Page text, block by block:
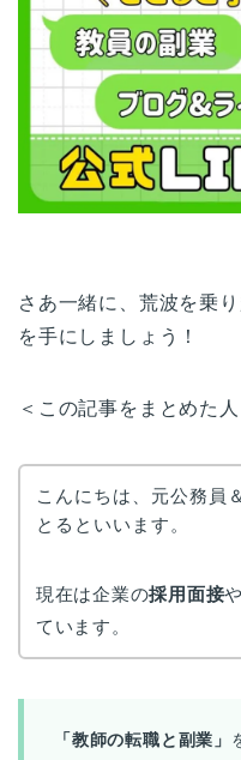
さあ一緒に、荒波を乗
を手にしましょう！
＜この記事をまとめた人
こんにちは、元公務員
とるといいます。
現在は企業の採用面接や
ています。
「教師の転職と副業」